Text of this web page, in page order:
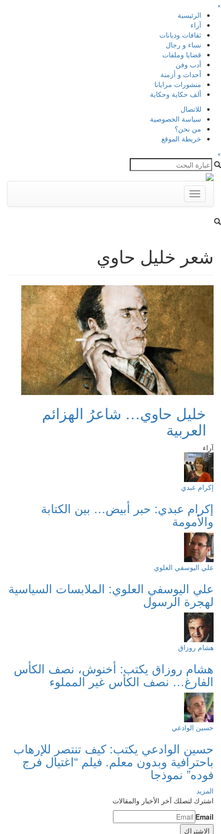
×
الرئيسية
آراء
ثقافات وديانات
نساء و رجال
قضايا وملفات
أدب وفن
أحداث و أزمنة
منشورات مرايانا
ألف حكاية وحكاية
للاتصال
سياسة الخصوصية
من نحن؟
خريطة الموقع
×
Toggle
navigation
شعر خليل حاوي
خليل حاوي… شاعرُ الهزائم
العربية
آراء
إكرام عبدي
إكرام عبدي: حبر أبيض… بين الكتابة
والأمومة
علي اليوسفي العلوي
علي اليوسفي العلوي: الملابسات السياسية
لهجرة الرسول
هشام روزاق
هشام روزاق يكتب: أخنوش، نصف الكأس
الفارغ… نصف الكأس غير المملوء
حسين الوادعي
حسين الوادعي يكتب: كيف تنتصر للإرهاب
باحترافية وبدون معلم. فيلم “اغتيال فرج
فوده” نموذجا
المزيد
اشترك لتصلك آخر الأخبار والمقالات
Email